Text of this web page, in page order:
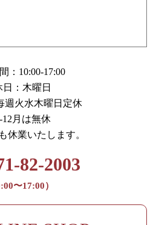
：10:00-17:00
日：木曜日
週火水木曜日定休
月は無休
休業いたします。
82-2003
〜17:00）